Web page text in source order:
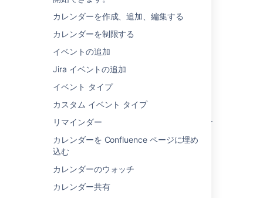
カレンダーを作成、追加、編集する
カレンダーを制限する
イベントの追加
Jira イベントの追加
イベント タイプ
カスタム イベント タイプ
リマインダー
カレンダーを Confluence ページに埋め
込む
カレンダーのウォッチ
カレンダー共有
Team Calendars
3.0.1 Release Notes
2013 年 1 月 10 日
pleased to announce the release of
Calendars 3.0.1
, which is a bug-fix release.